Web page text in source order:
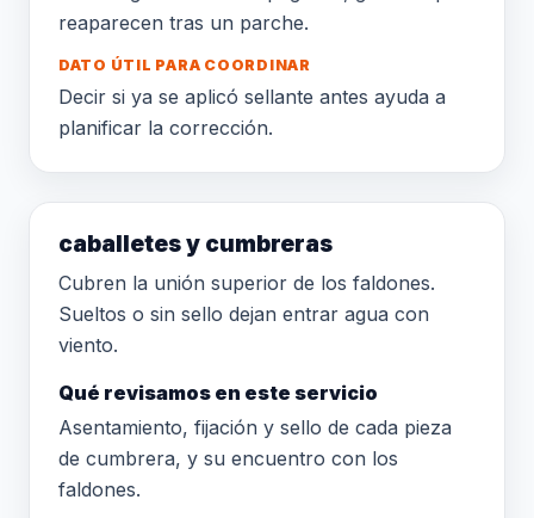
reaparecen tras un parche.
DATO ÚTIL PARA COORDINAR
Decir si ya se aplicó sellante antes ayuda a
planificar la corrección.
caballetes y cumbreras
Cubren la unión superior de los faldones.
Sueltos o sin sello dejan entrar agua con
viento.
Qué revisamos en este servicio
Asentamiento, fijación y sello de cada pieza
de cumbrera, y su encuentro con los
faldones.